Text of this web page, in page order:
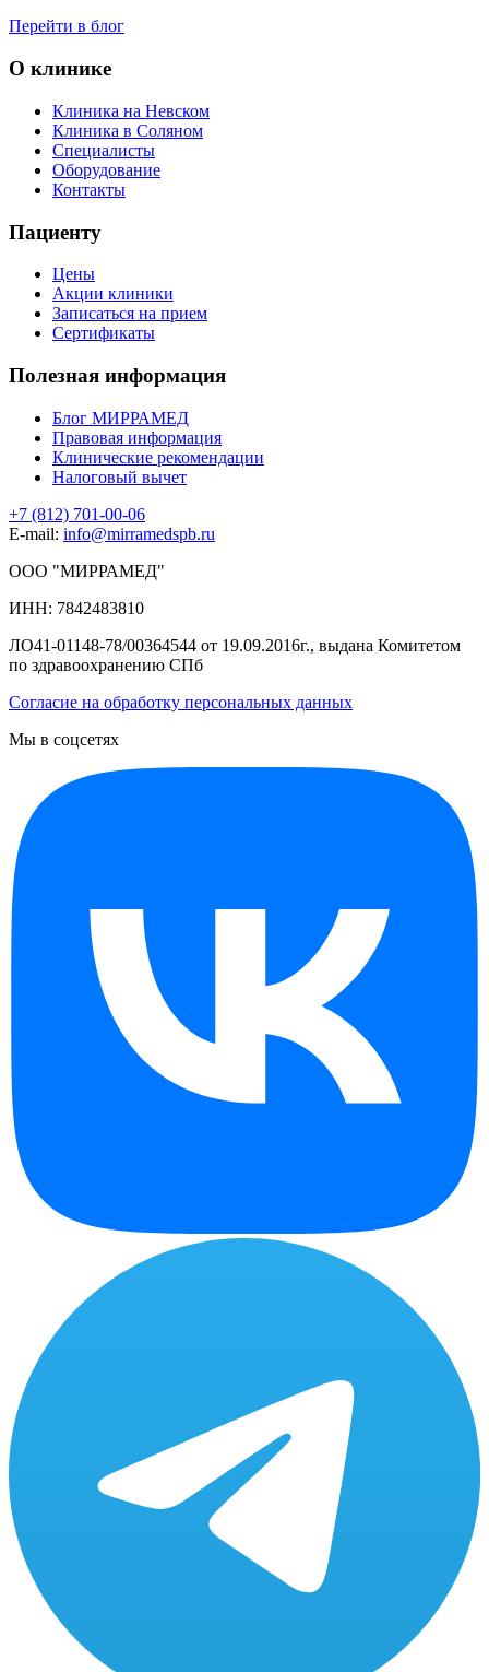
Перейти в блог
О клинике
Клиника на Невском
Клиника в Соляном
Специалисты
Оборудование
Контакты
Пациенту
Цены
Акции клиники
Записаться на прием
Сертификаты
Полезная информация
Блог МИРРАМЕД
Правовая информация
Клинические рекомендации
Налоговый вычет
+7 (812) 701-00-06
E-mail: info@mirramedspb.ru
ООО "МИРРАМЕД"
ИНН: 7842483810
ЛО41-01148-78/00364544 от 19.09.2016г., выдана Комитетом
по здравоохранению СПб
Согласие на обработку персональных данных
Мы в соцсетях